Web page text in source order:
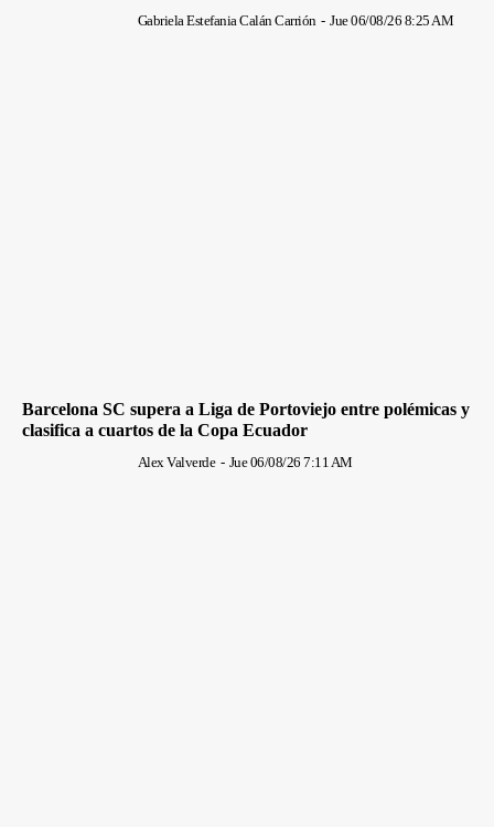
Gabriela Estefania Calán Carrión - Jue 06/08/26 8:25 AM
Barcelona SC supera a Liga de Portoviejo entre polémicas y
clasifica a cuartos de la Copa Ecuador
Alex Valverde - Jue 06/08/26 7:11 AM